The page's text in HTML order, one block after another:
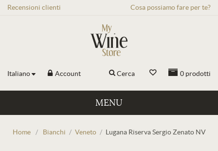
Recensioni clienti Cosa possiamo fare per te?
Italiano Account 0 prodotti
Cerca
MENU
Home / Bianchi / Veneto / Lugana Riserva Sergio Zenato NV